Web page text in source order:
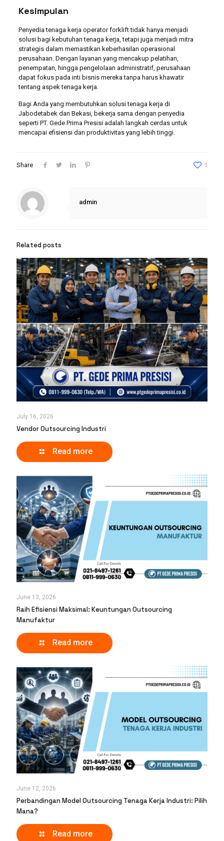
Kesimpulan
Penyedia tenaga kerja operator forklift tidak hanya menjadi
solusi bagi kebutuhan tenaga kerja, tetapi juga menjadi mitra
strategis dalam memastikan keberhasilan operasional
perusahaan. Dengan layanan yang mencakup pelatihan,
penempatan, hingga pengelolaan administratif, perusahaan
dapat fokus pada inti bisnis mereka tanpa harus khawatir
tentang aspek tenaga kerja.
Bagi Anda yang membutuhkan solusi tenaga kerja di
Jabodetabek dan Bekasi, bekerja sama dengan penyedia
seperti PT. Gede Prima Presisi adalah langkah cerdas untuk
mencapai efisiensi dan produktivitas yang lebih tinggi.
Share 1
admin
Related posts
July 16, 2026
Vendor Outsourcing Industri
Read more
June 13, 2026
Raih Efisiensi Maksimal: Keuntungan Outsourcing
Manufaktur
Read more
June 12, 2026
Perbandingan Model Outsourcing Tenaga Kerja Industri: Pilih
Mana?
Read more